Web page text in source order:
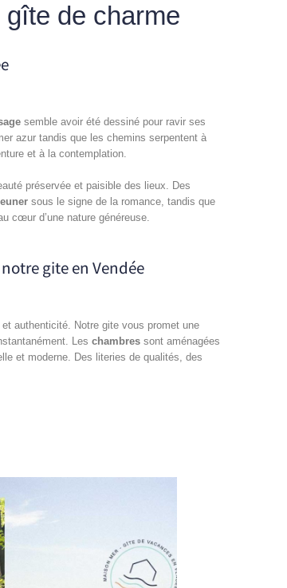
de charme
semble avoir été dessiné pour ravir ses
azur tandis que les chemins serpentent à
et à la contemplation.
préservée et paisible des lieux. Des
sous le signe de la romance, tandis que
cœur d’une nature généreuse.
gite en Vendée
authenticité. Notre gite vous promet une
Les chambres sont aménagées
et moderne. Des literies de qualités, des